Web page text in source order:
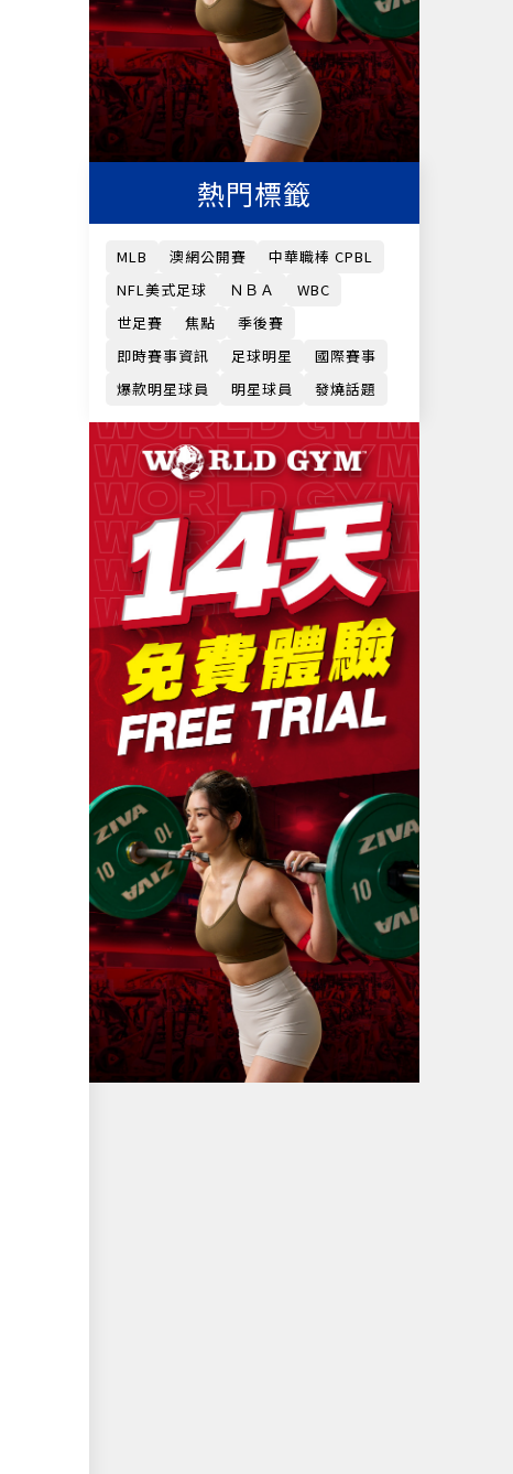
熱門標籤
MLB 澳網公開賽
中華職棒 CPBL
NFL美式足球
ＮＢＡ
WBC
世足賽
焦點
季後賽
即時賽事資訊
足球明星
國際賽事
爆款明星球員
明星球員 發燒話題